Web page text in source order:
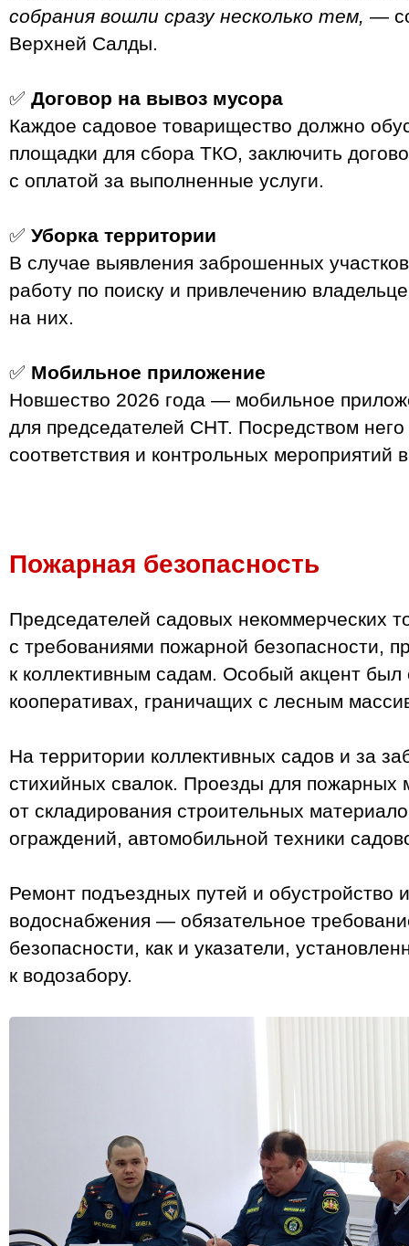
собрания вошли сразу несколько тем, —
Верхней Салды.
✅ Договор на вывоз мусора
Каждое садовое товарищество должно
площадки для сбора ТКО, заключить
с оплатой за выполненные услуги.
✅ Уборка территории
В случае выявления заброшенных
работу по поиску и привлечению
на них.
✅ Мобильное приложение
Новшество 2026 года — мобильное
для председателей СНТ. Посредством него
соответствия и контрольных
Пожарная безопасность
Председателей садовых некоммерческих
с требованиями пожарной безопасности,
к коллективным садам. Особый акцент
кооперативах, граничащих с лесным
На территории коллективных садов и за
стихийных свалок. Проезды для пожарных
от складирования строительных
ограждений, автомобильной техники
Ремонт подъездных путей и обустройство
водоснабжения — обязательное
безопасности, как и указатели,
к водозабору.